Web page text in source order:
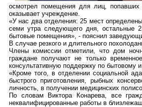
осмотрел помещения для лиц, попавших
оказывает учреждение.
«У нас два отделения: 25 мест
семи утра следующего дня, остальные
бытовые помещения», - пояснил
В случае резкого и длительного
Члены комиссии отметили, что дом
граждане получают не только
консультативную поддержку по бытовому
«Кроме того, в отделении социальной
быстрого приготовления, рыбных
личность, в получении медицинских
По словам Виктора
Конарева, все
неквалифицированные работы в